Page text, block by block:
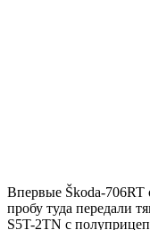
Впервые Škoda-706RT
пробу туда передали
S5T-2TN с